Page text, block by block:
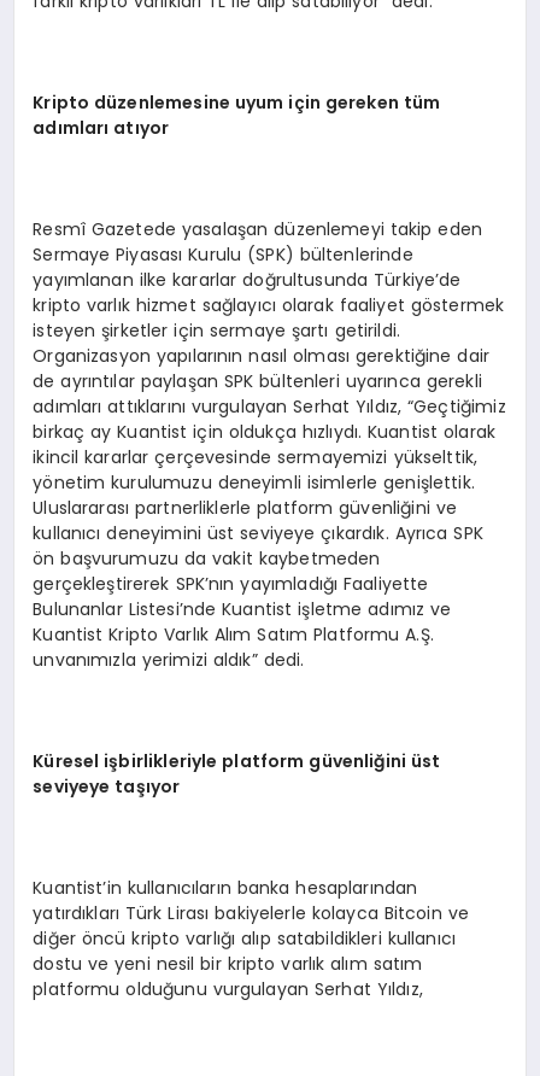
Kripto düzenlemesine uyum için gereken tüm
adımları atıyor
Resmî Gazetede yasalaşan düzenlemeyi takip eden
Sermaye Piyasası Kurulu (SPK) bültenlerinde
yayımlanan ilke kararlar doğrultusunda Türkiye’de
kripto varlık hizmet sağlayıcı olarak faaliyet göstermek
isteyen şirketler için sermaye şartı getirildi.
Organizasyon yapılarının nasıl olması gerektiğine dair
de ayrıntılar paylaşan SPK bültenleri uyarınca gerekli
adımları attıklarını vurgulayan Serhat Yıldız, “Geçtiğimiz
birkaç ay Kuantist için oldukça hızlıydı. Kuantist olarak
ikincil kararlar çerçevesinde sermayemizi yükselttik,
yönetim kurulumuzu deneyimli isimlerle genişlettik.
Uluslararası partnerliklerle platform güvenliğini ve
kullanıcı deneyimini üst seviyeye çıkardık. Ayrıca SPK
ön başvurumuzu da vakit kaybetmeden
gerçekleştirerek SPK’nın yayımladığı Faaliyette
Bulunanlar Listesi’nde Kuantist işletme adımız ve
Kuantist Kripto Varlık Alım Satım Platformu A.Ş.
unvanımızla yerimizi aldık” dedi.
Küresel işbirlikleriyle platform güvenliğini üst
seviyeye taşıyor
Kuantist’in kullanıcıların banka hesaplarından
yatırdıkları Türk Lirası bakiyelerle kolayca Bitcoin ve
diğer öncü kripto varlığı alıp satabildikleri kullanıcı
dostu ve yeni nesil bir kripto varlık alım satım
platformu olduğunu vurgulayan Serhat Yıldız,